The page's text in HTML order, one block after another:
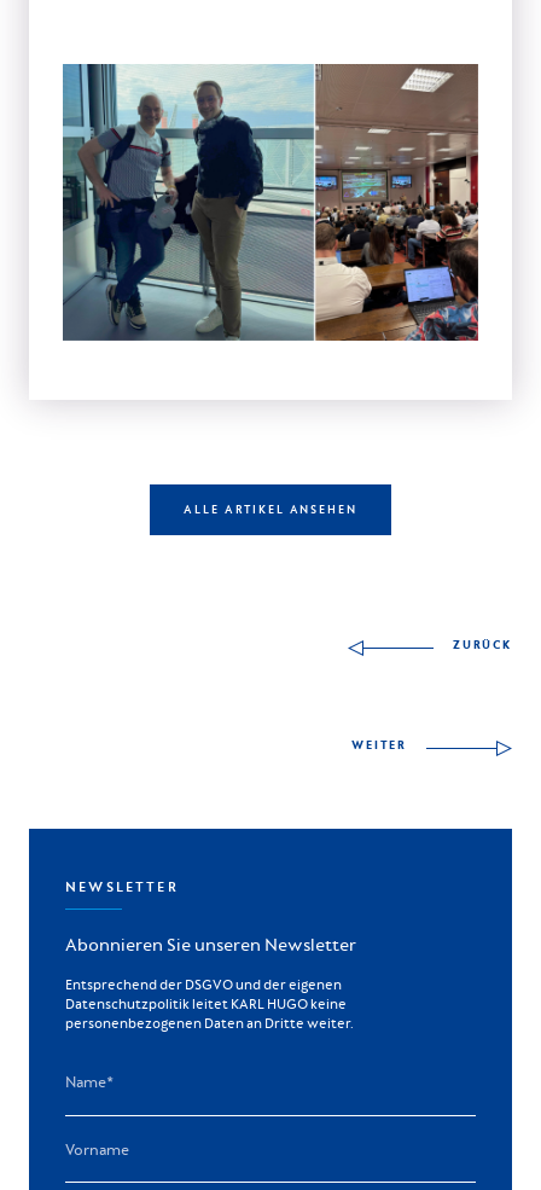
ALLE ARTIKEL ANSEHEN
ZURÜCK
WEITER
NEWSLETTER
Abonnieren Sie unseren Newsletter
Entsprechend der DSGVO und der eigenen
Datenschutzpolitik leitet KARL HUGO keine
personenbezogenen Daten an Dritte weiter.